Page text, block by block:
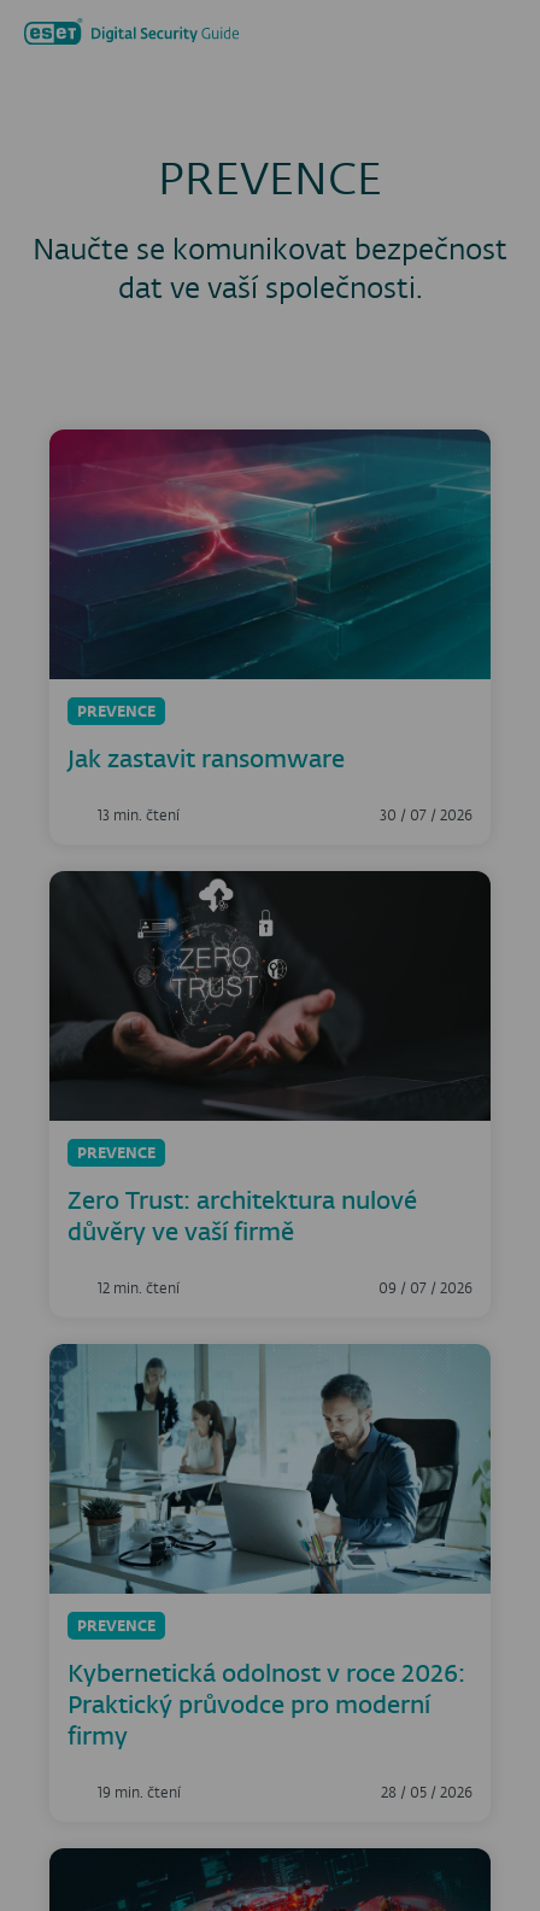
PREVENCE
Naučte se komunikovat bezpečnost
dat ve vaší společnosti.
PREVENCE
Jak zastavit ransomware
13 min. čtení 30 / 07 / 2026
PREVENCE
Zero Trust: architektura nulové
důvěry ve vaší firmě
12 min. čtení 09 / 07 / 2026
PREVENCE
Kybernetická odolnost v roce 2026:
Praktický průvodce pro moderní
firmy
19 min. čtení 28 / 05 / 2026